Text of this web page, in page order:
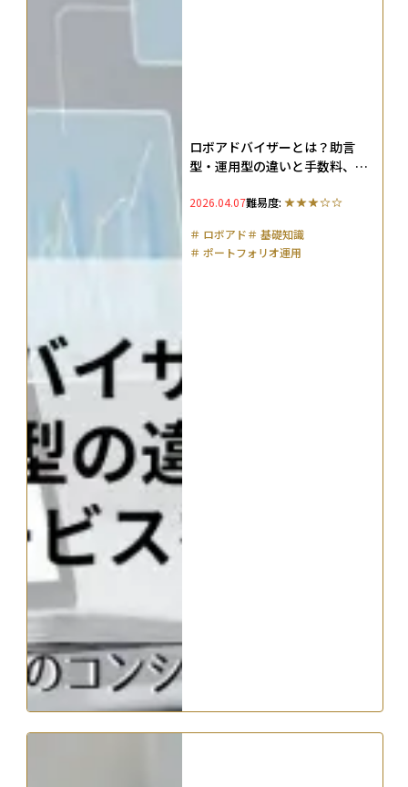
ロボアドバイザーとは？助言
型・運用型の違いと手数料、お
説
2026.04.07難易度:
＃ ロボアド＃ 基礎知識
＃ ポートフォリオ運用